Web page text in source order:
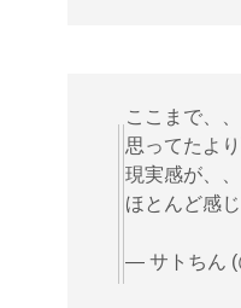
ここまで、
思ってたよ
現実感が、
ほとんど感
— サトちん